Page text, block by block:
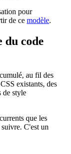
pour
de ce modèle.
du code
au fil des
existants, des
de style
que les
C'est un